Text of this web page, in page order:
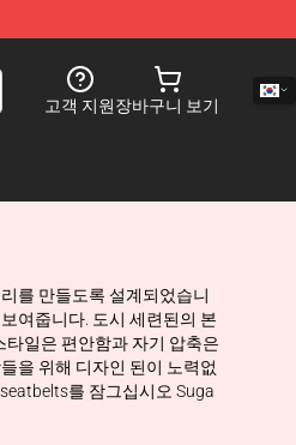
고객 지원장바구니 보기
를 만들도록 설계되었습니
여줍니다. 도시 세련된의 본
타일은 편안함과 자기 압축은
을 위해 디자인 된이 노력없
를 잠그십시오 Suga